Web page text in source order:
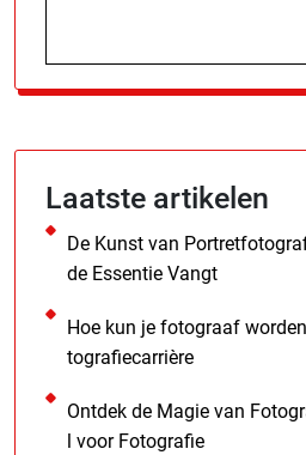
Laatste artikelen
De Kunst van
de Essentie Vangt
Hoe kun je fotograaf
tografiecarrière
Ontdek de Magie van
l voor Fotografie